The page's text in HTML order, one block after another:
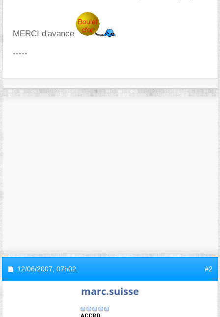
MERCI d'avance
-----
12/06/2007, 07h02 #2
marc.suisse